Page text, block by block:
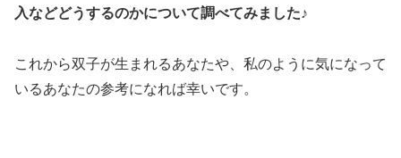
入などどうするのかについて調べてみました♪
これから双子が生まれるあなたや、私のように気になって
いるあなたの参考になれば幸いです。